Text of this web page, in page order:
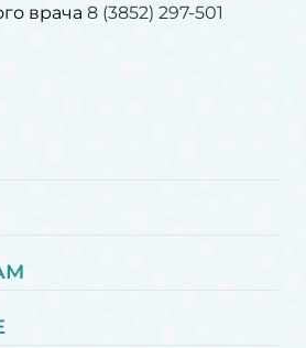
врача 8 (3852) 297-501